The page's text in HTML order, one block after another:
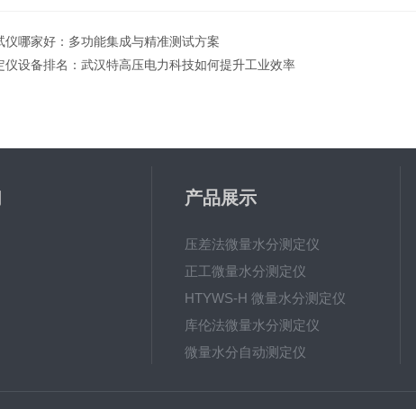
仪哪家好：多功能集成与精准测试方案
仪设备排名：武汉特高压电力科技如何提升工业效率
产品展示
压差法微量水分测定仪
正工微量水分测定仪
HTYWS-H 微量水分测定仪
库伦法微量水分测定仪
微量水分自动测定仪